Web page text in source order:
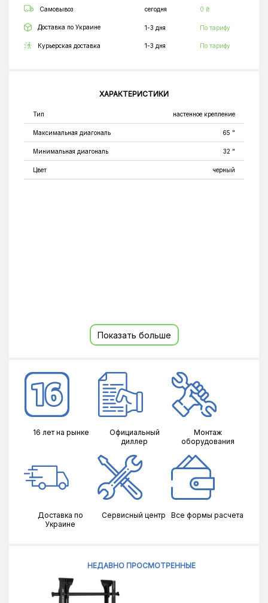
Самовывоз сегодня 0 ₴
Доставка по Украине 1-3 дня По тарифу
Курьерская доставка 1-3 дня По тарифу
ХАРАКТЕРИСТИКИ
Тип настенное крепление
Максимальная диагональ 65 "
Минимальная диагональ 32 "
Цвет черный
Показать больше
16 лет на рынке
Официальный
диллер
Монтаж
оборудования
Доставка по
Украине
Сервисный центр Все формы расчета
НЕДАВНО ПРОСМОТРЕННЫЕ